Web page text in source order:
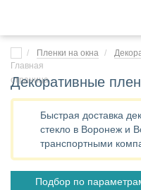
Пленки на окна
Декоративные
Быстрая доставка
стекло в Воронеж и
транспортными
Подбор по